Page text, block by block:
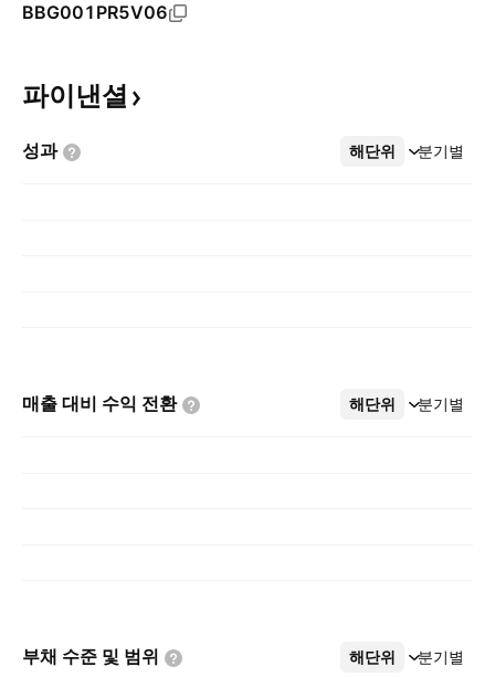
BBG001PR5V06
파이낸셜
성과 해단위 분기별
더보기
매출 대비 수익 전환 해단위 분기별
더보기
부채 수준 및 범위 해단위 분기별
더보기